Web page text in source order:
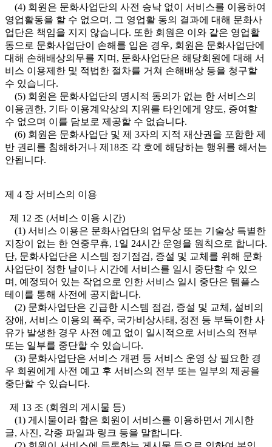
(4) 회원은 문화사업단의 사전 승낙 없이 서비스를 이용하여
영업활동을 할 수 없으며, 그 영업활 동의 결과에 대해 문화사
업단은 책임을 지지 않습니다. 또한 회원은 이와 같은 영업활
동으로 문화사업단이 손해를 입은 경우, 회원은 문화사업단에
대해 손해배상의무를 지며, 문화사업단은 해당회원에 대해 서
비스 이용제한 및 적법한 절차를 거쳐 손해배상 등을 청구할
수 있습니다.
(5) 회원은 문화사업단의 명시적 동의가 없는 한 서비스의
이용권한, 기타 이용계약상의 지위를 타인에게 양도, 증여할
수 없으며 이를 담보로 제공할 수 없습니다.
(6) 회원은 문화사업단 및 제 3자의 지적 재산권을 포함한 제
반 권리를 침해하거나 제18조 각 호에 해당하는 행위를 해서는
안됩니다.
제 4 장 서비스의 이용
제 12 조 (서비스 이용 시간)
(1) 서비스 이용은 문화사업단의 업무상 또는 기술상 특별한
지장이 없는 한 연중무휴, 1일 24시간 운영을 원칙으로 합니다.
단, 문화사업단은 시스템 정기점검, 증설 및 교체를 위해 문화
사업단이 정한 날이나 시간에 서비스를 일시 중단할 수 있으
며, 예정되어 있는 작업으로 인한 서비스 일시 중단은 템플스
테이를 통해 사전에 공지합니다.
(2) 문화사업단은 긴급한 시스템 점검, 증설 및 교체, 설비의
장애, 서비스 이용의 폭주, 국가비상사태, 정전 등 부득이한 사
유가 발생한 경우 사전 예고 없이 일시적으로 서비스의 전부
또는 일부를 중단할 수 있습니다.
(3) 문화사업단은 서비스 개편 등 서비스 운영 상 필요한 경
우 회원에게 사전 예고 후 서비스의 전부 또는 일부의 제공을
중단할 수 있습니다.
제 13 조 (회원의 게시물 등)
(1) 게시물이라 함은 회원이 서비스를 이용하면서 게시한
글, 사진, 각종 파일과 링크 등을 말합니다.